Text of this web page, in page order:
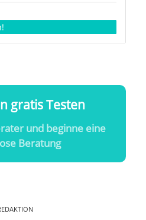
gratis Testen
und beginne eine
Beratung